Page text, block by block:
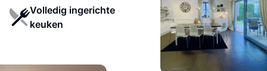
Volledig ingerichte
keuken